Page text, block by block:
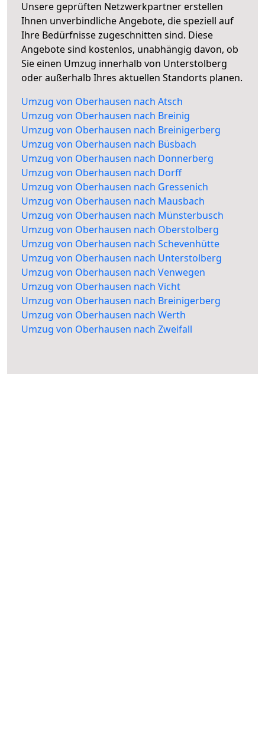
Unsere geprüften Netzwerkpartner erstellen
Ihnen unverbindliche Angebote, die speziell auf
Ihre Bedürfnisse zugeschnitten sind. Diese
Angebote sind kostenlos, unabhängig davon, ob
Sie einen Umzug innerhalb von Unterstolberg
oder außerhalb Ihres aktuellen Standorts planen.
Umzug von Oberhausen nach Atsch
Umzug von Oberhausen nach Breinig
Umzug von Oberhausen nach Breinigerberg
Umzug von Oberhausen nach Büsbach
Umzug von Oberhausen nach Donnerberg
Umzug von Oberhausen nach Dorff
Umzug von Oberhausen nach Gressenich
Umzug von Oberhausen nach Mausbach
Umzug von Oberhausen nach Münsterbusch
Umzug von Oberhausen nach Oberstolberg
Umzug von Oberhausen nach Schevenhütte
Umzug von Oberhausen nach Unterstolberg
Umzug von Oberhausen nach Venwegen
Umzug von Oberhausen nach Vicht
Umzug von Oberhausen nach Breinigerberg
Umzug von Oberhausen nach Werth
Umzug von Oberhausen nach Zweifall